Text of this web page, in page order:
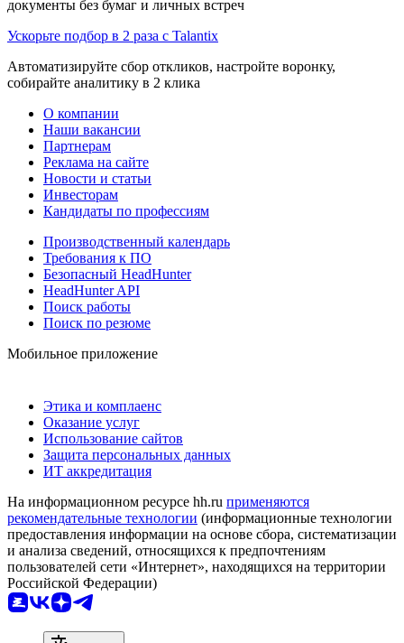
документы без бумаг и личных встреч
Ускорьте подбор в 2 раза с Talantix
Автоматизируйте сбор откликов, настройте воронку,
собирайте аналитику в 2 клика
О компании
Наши вакансии
Партнерам
Реклама на сайте
Новости и статьи
Инвесторам
Кандидаты по профессиям
Производственный календарь
Требования к ПО
Безопасный HeadHunter
HeadHunter API
Поиск работы
Поиск по резюме
Мобильное приложение
Этика и комплаенс
Оказание услуг
Использование сайтов
Защита персональных данных
ИТ аккредитация
На информационном ресурсе hh.ru применяются
рекомендательные технологии (информационные технологии
предоставления информации на основе сбора, систематизации
и анализа сведений, относящихся к предпочтениям
пользователей сети «Интернет», находящихся на территории
Российской Федерации)